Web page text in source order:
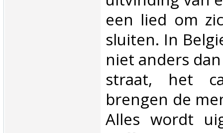
een lied om
sluiten. In
niet anders
straat, het
brengen de
Alles wordt